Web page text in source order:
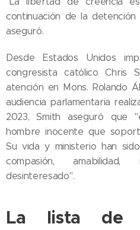
continuación de la detención
aseguró.
Desde Estados Unidos
congresista católico Chris
atención en Mons. Rolando
audiencia parlamentaria
2023, Smith aseguró que
hombre inocente que
Su vida y ministerio han
compasión,
desinteresado".
La lista de